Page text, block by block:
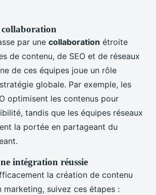
par une collaboration étroite
de contenu, de SEO et de réseaux
de ces équipes joue un rôle
globale. Par exemple, les
optimisent les contenus pour
tandis que les équipes réseaux
la portée en partageant du
intégration réussie
la création de contenu
marketing, suivez ces étapes :